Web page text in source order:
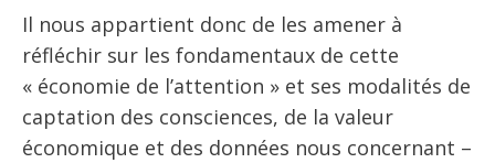
Il nous appartient donc de les amener à
réfléchir sur les fondamentaux de cette
« économie de l’attention » et ses modalités de
captation des consciences, de la valeur
économique et des données nous concernant –